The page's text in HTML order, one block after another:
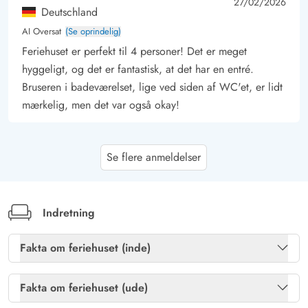
Deutschland
AI Oversat (Se oprindelig)
Feriehuset er perfekt til 4 personer! Det er meget
hyggeligt, og det er fantastisk, at det har en entré.
Bruseren i badeværelset, lige ved siden af WC'et, er lidt
mærkelig, men det var også okay!
Huset er meget smukt. Soveværelserne er måske lidt små
Gast
Deutschland
4 ud af 5
16/11/2025
Se flere anmeldelser
Indretning
Fakta om feriehuset (inde)
Brændeovn
Ja
Fakta om feriehuset (ude)